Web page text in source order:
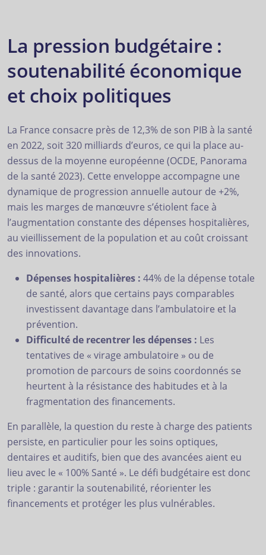
La pression budgétaire :
soutenabilité économique
et choix politiques
La France consacre près de 12,3% de son PIB à la santé
en 2022, soit 320 milliards d’euros, ce qui la place au-
dessus de la moyenne européenne (OCDE, Panorama
de la santé 2023). Cette enveloppe accompagne une
dynamique de progression annuelle autour de +2%,
mais les marges de manœuvre s’étiolent face à
l’augmentation constante des dépenses hospitalières,
au vieillissement de la population et au coût croissant
des innovations.
Dépenses hospitalières : 44% de la dépense totale
de santé, alors que certains pays comparables
investissent davantage dans l’ambulatoire et la
prévention.
Difficulté de recentrer les dépenses : Les
tentatives de « virage ambulatoire » ou de
promotion de parcours de soins coordonnés se
heurtent à la résistance des habitudes et à la
fragmentation des financements.
En parallèle, la question du reste à charge des patients
persiste, en particulier pour les soins optiques,
dentaires et auditifs, bien que des avancées aient eu
lieu avec le « 100% Santé ». Le défi budgétaire est donc
triple : garantir la soutenabilité, réorienter les
financements et protéger les plus vulnérables.